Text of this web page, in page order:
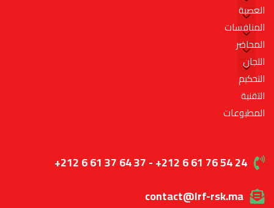
العصبة
المنافسات
المحاضر
اللجان
التحكيم
التقنية
المطبوعات
+212 6 61 37 64 37 - +212 6 61 76 54 24
contact@lrf-rsk.ma